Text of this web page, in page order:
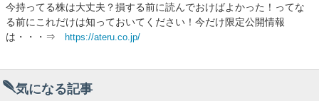
投
資
顧
今持ってる株は大丈夫？損する前に読んでおけばよかった！ってな
る前にこれだけは知っておいてください！今だけ限定公開情報
は・・・⇒
https://ateru.co.jp/
気になる記事